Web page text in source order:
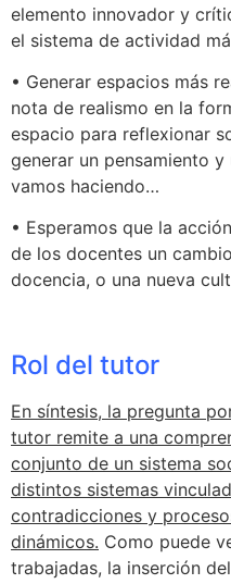
elemento innovador y
el sistema de actividad
• Generar espacios más
nota de realismo en la
espacio para reflexionar
generar un pensamiento
vamos haciendo…
• Esperamos que la
de los docentes un
docencia, o una nueva
Rol del tutor
En síntesis, la pregunta
tutor remite a una
conjunto de un sistema
distintos sistemas
contradicciones y
dinámicos. Como puede
trabajadas, la inserción